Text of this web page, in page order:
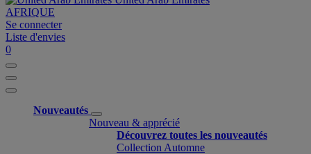
AFRIQUE
Se connecter
Liste d'envies
0
Nouveautés
Nouveau & apprécié
Découvrez toutes les nouveautés
Collection Automne